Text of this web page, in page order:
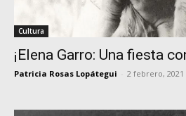
Cultura
¡Elena Garro: Una fiesta
Patricia Rosas Lopátegui 2 febrero, 2021